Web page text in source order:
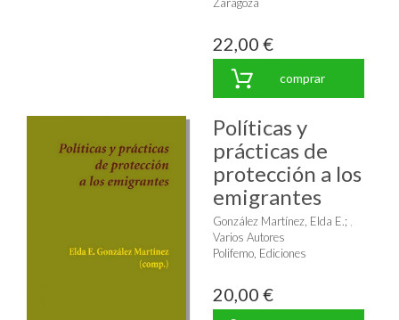
Zaragoza
22,00 €
comprar
Políticas y
prácticas de
protección a los
emigrantes
González Martínez, Elda E.;
Varios Autores
Polifemo, Ediciones
20,00 €